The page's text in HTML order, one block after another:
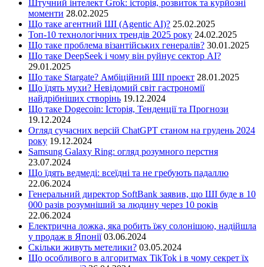
Штучний інтелект Grok: історія, розвиток та курйозні
моменти 28.02.2025
Що таке агентний ШІ (Agentic AI)? 25.02.2025
Топ-10 технологічних трендів 2025 року 24.02.2025
Що таке проблема візантійських генералів? 30.01.2025
Що таке DeepSeek і чому він руйнує сектор АІ?
29.01.2025
Що таке Stargate? Амбіційний ШІ проект 28.01.2025
Що їдять мухи? Невідомий світ гастрономії
найдрібніших створінь 19.12.2024
Що таке Dogecoin: Історія, Тенденції та Прогнози
19.12.2024
Огляд сучасних версій ChatGPT станом на грудень 2024
року 19.12.2024
Samsung Galaxy Ring: огляд розумного перстня
23.07.2024
Що їдять ведмеді: всеїдні та не гребують падаллю
22.06.2024
Генеральний директор SoftBank заявив, що ШІ буде в 10
000 разів розумніший за людину через 10 років
22.06.2024
Електрична ложка, яка робить їжу солонішою, надійшла
у продаж в Японії 03.06.2024
Скільки живуть метелики? 03.05.2024
Що особливого в алгоритмах TikTok і в чому секрет їх